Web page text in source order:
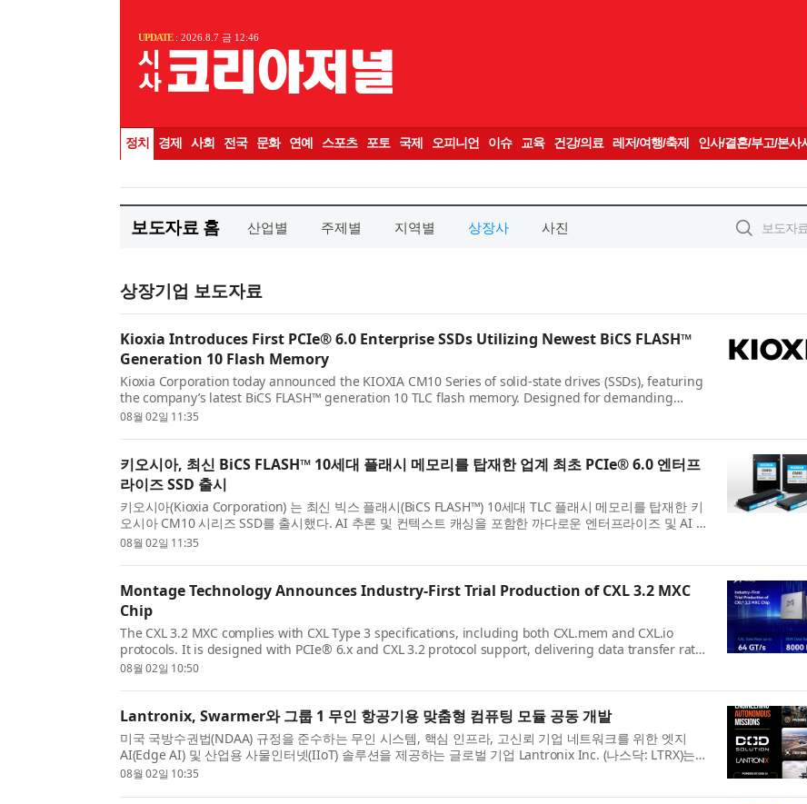
보도자료 홈 산업별 주제별 지역별 상장사 사진
상장기업 보도자료
Kioxia Introduces First PCIe® 6.0 Enterprise SSDs Utilizing Newest BiCS FLASH™
Generation 10 Flash Memory
Kioxia Corporation today announced the KIOXIA CM10 Series of solid-state drives (SSDs), featuring
the company’s latest BiCS FLASH™ generation 10 TLC flash memory. Designed for demanding
enterprise and AI workloads, including AI inference and conte...
08월 02일 11:35
키오시아, 최신 BiCS FLASH™ 10세대 플래시 메모리를 탑재한 업계 최초 PCIe® 6.0 엔터프
라이즈 SSD 출시
키오시아(Kioxia Corporation) 는 최신 빅스 플래시(BiCS FLASH™) 10세대 TLC 플래시 메모리를 탑재한 키
오시아 CM10 시리즈 SSD를 출시했다. AI 추론 및 컨텍스트 캐싱을 포함한 까다로운 엔터프라이즈 및 AI 워
크로드를 위해 설계된 이 새로운 드라이브는 엔비디아...
08월 02일 11:35
Montage Technology Announces Industry-First Trial Production of CXL 3.2 MXC
Chip
The CXL 3.2 MXC complies with CXL Type 3 specifications, including both CXL.mem and CXL.io
protocols. It is designed with PCIe® 6.x and CXL 3.2 protocol support, delivering data transfer rates
of up to 64 GT/s. The chip integrates dual DDR5 memory...
08월 02일 10:50
Lantronix, Swarmer와 그룹 1 무인 항공기용 맞춤형 컴퓨팅 모듈 공동 개발
미국 국방수권법(NDAA) 규정을 준수하는 무인 시스템, 핵심 인프라, 고신뢰 기업 네트워크를 위한 엣지
AI(Edge AI) 및 산업용 사물인터넷(IIoT) 솔루션을 제공하는 글로벌 기업 Lantronix Inc. (나스닥: LTRX)는
2024년 4월 이후 우크라이나에서 10만 회 이상의 실...
08월 02일 10:35